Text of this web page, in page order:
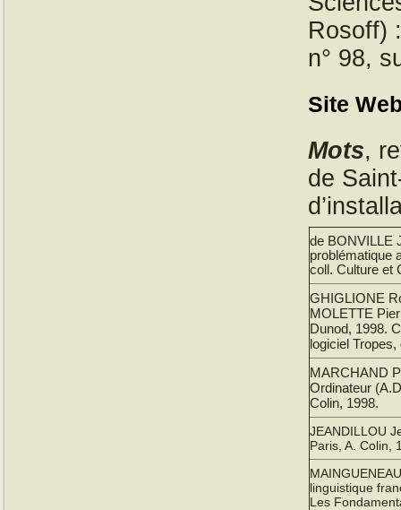
Rosoff)
n° 98,
Site
Mots,
de
de BONVILLE
problématique
coll. Culture et
GHIGLIONE
MOLETTE
Dunod, 1998.
logiciel
MARCHAND
Ordinateur
Colin, 1998.
JEANDILLOU
Paris, A. Colin,
linguistique
Les